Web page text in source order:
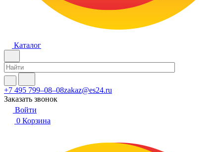
Каталог
+7 495 799–08–08zakaz@es24.ru
Заказать звонок
Войти
0 Корзина